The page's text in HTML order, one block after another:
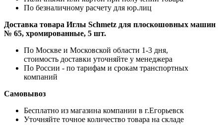
По безналичному расчету для юр.лиц
Доставка товара Иглы Schmetz для плоскошовных машин
№ 65, хромированные, 5 шт.
По Москве и Московской области 1-3 дня,
стоимость доставки уточняйте у менеджера
По России - по тарифам и срокам транспортных
компаний
Самовывоз
Бесплатно из магазина компании в г.Егорьевск
Уточняйте точное количество товара на складе